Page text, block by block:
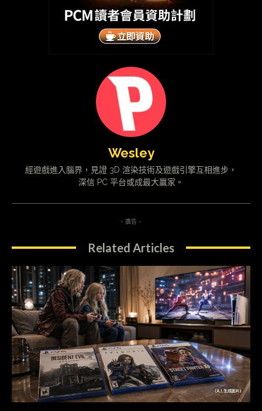
Wesley
經遊戲進入腦界，見證 3D 渲染技術及遊戲引擎互相進步，
深信 PC 平台或成最大贏家。
- 廣告 -
Related Articles